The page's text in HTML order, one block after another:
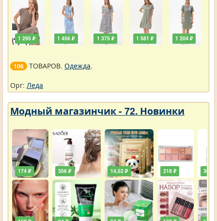
1 295 ₽ 1 456 ₽ 1 375 ₽ 1 581 ₽ 1 204 ₽
106 ТОВАРОВ. Одежда.
Орг: Леда
Модный магазинчик - 72. Новинки
174 ₽ 356 ₽ 14,52 ₽ 218 ₽